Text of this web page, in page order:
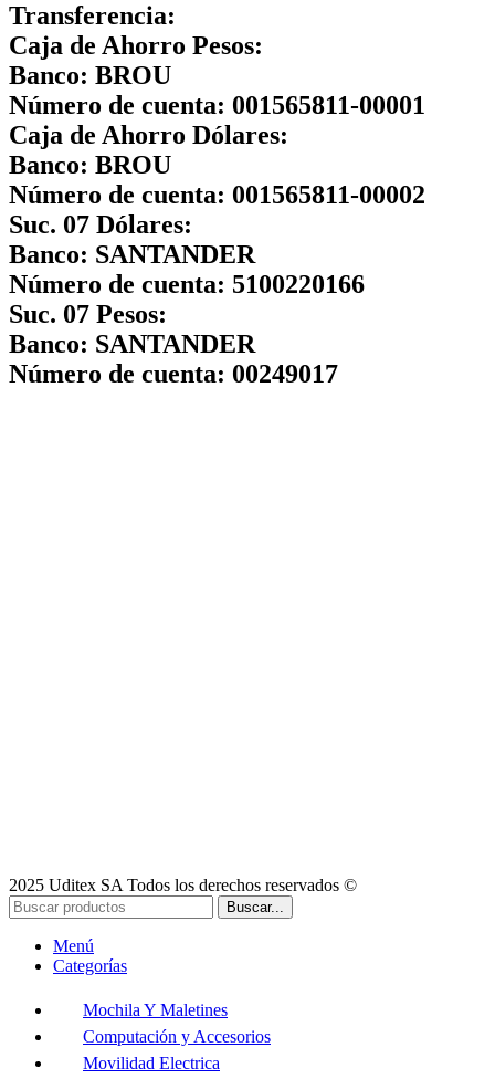
Transferencia:
Caja de Ahorro Pesos:
Banco: BROU
Número de cuenta: 001565811-00001
Caja de Ahorro Dólares:
Banco: BROU
Número de cuenta: 001565811-00002
Suc. 07 Dólares:
Banco: SANTANDER
Número de cuenta: 5100220166
Suc. 07 Pesos:
Banco: SANTANDER
Número de cuenta: 00249017
2025 Uditex SA Todos los derechos reservados ©
Buscar...
Menú
Categorías
Mochila Y Maletines
Computación y Accesorios
Movilidad Electrica